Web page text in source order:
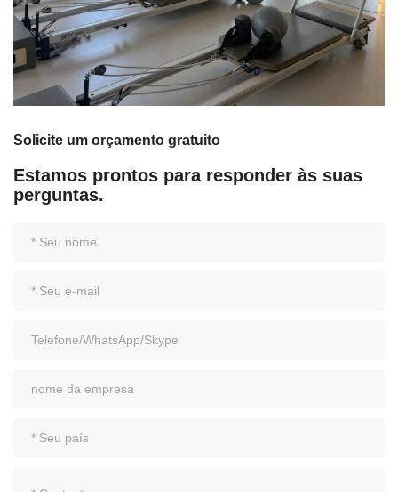
Solicite um orçamento gratuito
Estamos prontos para responder às suas
perguntas.